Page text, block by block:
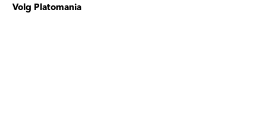
Volg Platomania